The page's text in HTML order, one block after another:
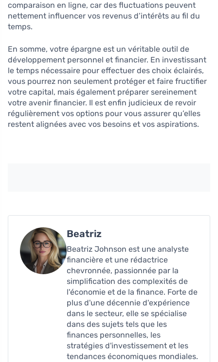
comparaison en ligne, car des fluctuations peuvent
nettement influencer vos revenus d’intérêts au fil du
temps.
En somme, votre épargne est un véritable outil de
développement personnel et financier. En investissant
le temps nécessaire pour effectuer des choix éclairés,
vous pourrez non seulement protéger et faire fructifier
votre capital, mais également préparer sereinement
votre avenir financier. Il est enfin judicieux de revoir
régulièrement vos options pour vous assurer qu’elles
restent alignées avec vos besoins et vos aspirations.
Beatriz
Beatriz Johnson est une analyste
financière et une rédactrice
chevronnée, passionnée par la
simplification des complexités de
l'économie et de la finance. Forte de
plus d'une décennie d'expérience
dans le secteur, elle se spécialise
dans des sujets tels que les
finances personnelles, les
stratégies d'investissement et les
tendances économiques mondiales.